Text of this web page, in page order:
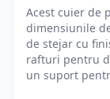
Acest cuier de
dimensiunile
de stejar cu
rafturi pentru
un suport